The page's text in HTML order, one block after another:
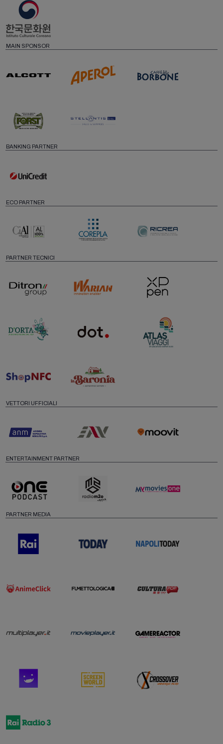
MAIN SPONSOR
BANKING PARTNER
ECO PARTNER
PARTNER TECNICI
VETTORI UFFICIALI
ENTERTAINMENT PARTNER
PARTNER MEDIA